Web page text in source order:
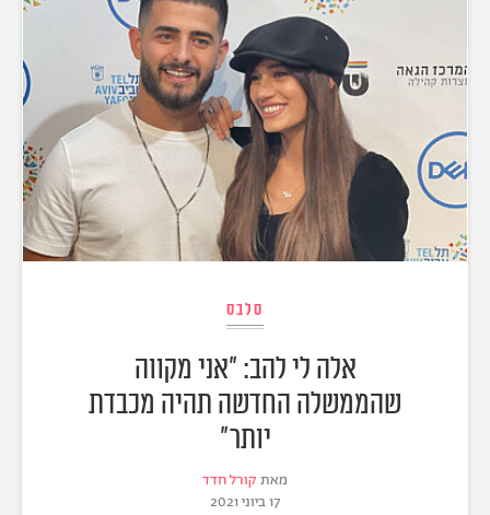
סלבס
אלה לי להב: "אני מקווה
שהממשלה החדשה תהיה מכבדת
יותר"
מאת קורל חדד
17 ביוני 2021